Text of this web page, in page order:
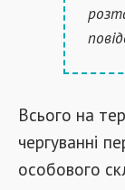
Всього на
чергуванні
особового